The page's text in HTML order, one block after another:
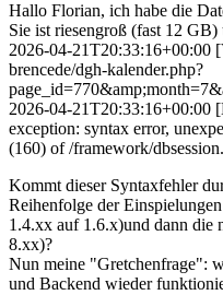
Hallo Florian, ich habe die
Sie ist riesengroß (fast 12
2026-04-21T20:33:16+00:00
brencede/dgh-kalender.php?
2026-04-21T20:33:16+00:00
exception: syntax error,
(160) of /framework/
Kommt dieser Syntaxfehler
Reihenfolge der
1.4.xx auf 1.6.x)und dann die
8.xx)?
Nun meine "Gretchenfrage":
und Backend wieder